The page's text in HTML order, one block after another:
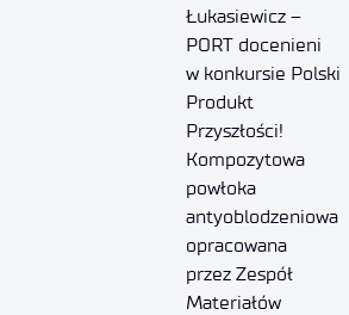
Łukasiewicz –
PORT docenieni
w konkursie Polski
Produkt
Przyszłości!
Kompozytowa
powłoka
antyoblodzeniowa
opracowana
przez Zespół
Materiałów